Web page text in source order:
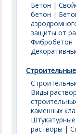
Бетон |
бетон |
защиты от
Фибробетон
Виды
каменных
растворы |